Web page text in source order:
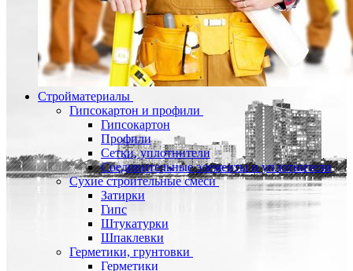
Стройматериалы
Гипсокартон и профили
Гипсокартон
Профили
Сетки, уплотнители
Соединительные элементы и уплотнители
Сухие строительные смеси
Затирки
Гипс
Штукатурки
Шпаклевки
Герметики, грунтовки
Герметики